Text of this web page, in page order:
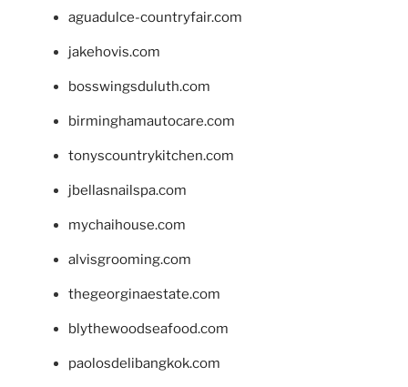
aguadulce-countryfair.com
jakehovis.com
bosswingsduluth.com
birminghamautocare.com
tonyscountrykitchen.com
jbellasnailspa.com
mychaihouse.com
alvisgrooming.com
thegeorginaestate.com
blythewoodseafood.com
paolosdelibangkok.com